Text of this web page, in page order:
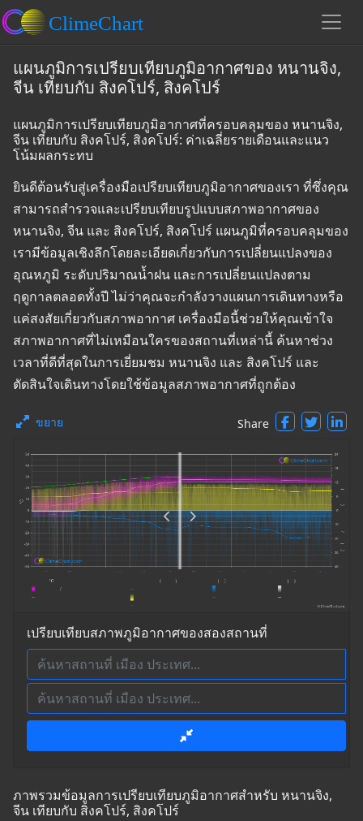
แผนภูมิการเปรียบเทียบภูมิอากาศของ หนานจิง,
จีน เทียบกับ สิงคโปร์, สิงคโปร์
แผนภูมิการเปรียบเทียบภูมิอากาศที่ครอบคลุมของ หนานจิง,
จีน เทียบกับ สิงคโปร์, สิงคโปร์: ค่าเฉลี่ยรายเดือนและแนว
โน้มผลกระทบ
ยินดีต้อนรับสู่เครื่องมือเปรียบเทียบภูมิอากาศของเรา ที่ซึ่งคุณ
สามารถสำรวจและเปรียบเทียบรูปแบบสภาพอากาศของ
หนานจิง, จีน และ สิงคโปร์, สิงคโปร์ แผนภูมิที่ครอบคลุมของ
เรามีข้อมูลเชิงลึกโดยละเอียดเกี่ยวกับการเปลี่ยนแปลงของ
อุณหภูมิ ระดับปริมาณน้ำฝน และการเปลี่ยนแปลงตาม
ฤดูกาลตลอดทั้งปี ไม่ว่าคุณจะกำลังวางแผนการเดินทางหรือ
แค่สงสัยเกี่ยวกับสภาพอากาศ เครื่องมือนี้ช่วยให้คุณเข้าใจ
สภาพอากาศที่ไม่เหมือนใครของสถานที่เหล่านี้ ค้นหาช่วง
เวลาที่ดีที่สุดในการเยี่ยมชม หนานจิง และ สิงคโปร์ และ
ตัดสินใจเดินทางโดยใช้ข้อมูลสภาพอากาศที่ถูกต้อง
ขยาย Share
เปรียบเทียบสภาพภูมิอากาศของสองสถานที่
ภาพรวมข้อมูลการเปรียบเทียบภูมิอากาศสำหรับ หนานจิง,
จีน เทียบกับ สิงคโปร์, สิงคโปร์